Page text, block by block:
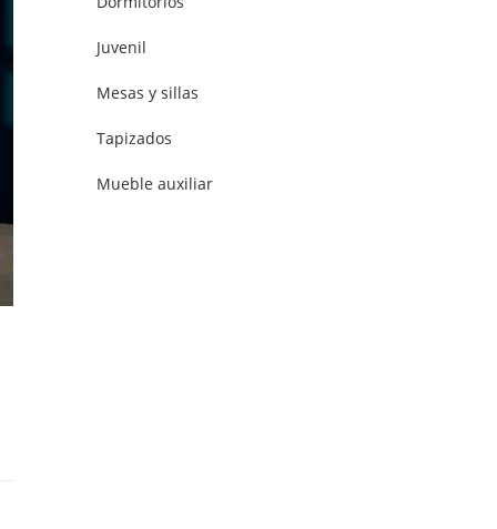
Juvenil
Mesas y sillas
Tapizados
Mueble auxiliar